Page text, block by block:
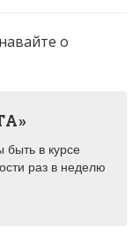
о
быть в курсе
раз в неделю